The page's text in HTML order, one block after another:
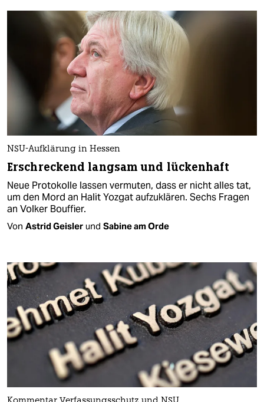
NSU-Aufklärung in Hessen
Erschreckend langsam und lückenhaft
Neue Protokolle lassen vermuten, dass er nicht alles tat,
um den Mord an Halit Yozgat aufzuklären. Sechs Fragen
an Volker Bouffier.
Von Astrid Geisler und Sabine am Orde